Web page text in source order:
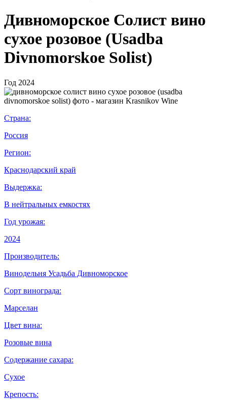
Дивноморское Солист вино
сухое розовое (Usadba
Divnomorskoe Solist)
Год 2024
Страна:
Россия
Регион:
Краснодарский край
Выдержка:
В нейтральных емкостях
Год урожая:
2024
Производитель:
Винодельня Усадьба Дивноморское
Сорт винограда:
Марселан
Цвет вина:
Розовые вина
Содержание сахара:
Сухое
Крепость: